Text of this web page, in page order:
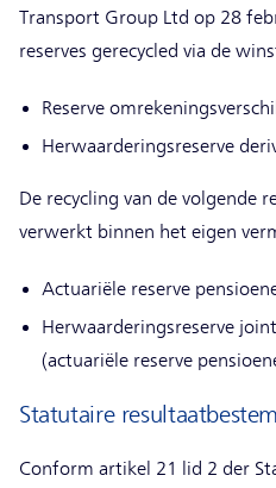
Transport Group Ltd op 28
reserves gerecycled via de
Reserve
Herwaarderingsreserve
De recycling van de volgende
verwerkt binnen het eigen
Actuariële reserve
Herwaarderingsreserve
(actuariële reserve
Statutaire
Conform artikel 21 lid 2 der